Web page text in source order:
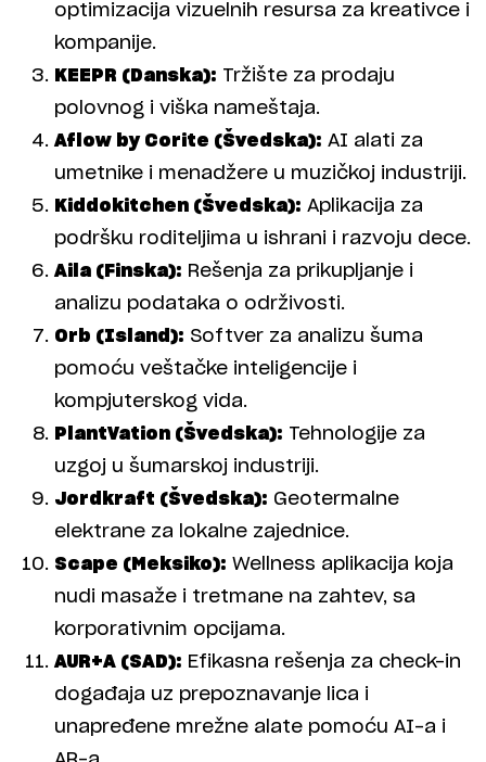
optimizacija vizuelnih resursa za kreativce i
kompanije.
KEEPR (Danska): Tržište za prodaju
polovnog i viška nameštaja.
Aflow by Corite (Švedska): AI alati za
umetnike i menadžere u muzičkoj industriji.
Kiddokitchen (Švedska): Aplikacija za
podršku roditeljima u ishrani i razvoju dece.
Aila (Finska): Rešenja za prikupljanje i
analizu podataka o održivosti.
Orb (Island): Softver za analizu šuma
pomoću veštačke inteligencije i
kompjuterskog vida.
PlantVation (Švedska): Tehnologije za
uzgoj u šumarskoj industriji.
Jordkraft (Švedska): Geotermalne
elektrane za lokalne zajednice.
Scape (Meksiko): Wellness aplikacija koja
nudi masaže i tretmane na zahtev, sa
korporativnim opcijama.
AUR+A (SAD): Efikasna rešenja za check-in
događaja uz prepoznavanje lica i
unapređene mrežne alate pomoću AI-a i